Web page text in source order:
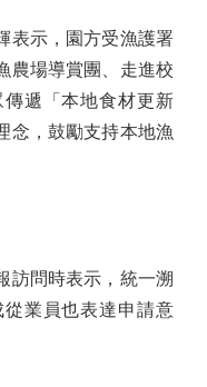
示，園方受漁護署
農場導賞團、走進校
遞「本地食材更新
念，鼓勵支持本地漁
問時表示，統一溯
業員也表達申請意